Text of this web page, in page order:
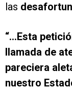
las
“…Esta
llamada de
pareciera
nuestro